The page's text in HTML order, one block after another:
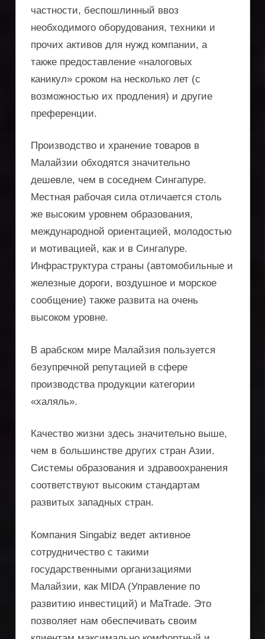
частности, беспошлинный ввоз
необходимого оборудования, техники и
прочих активов для нужд компании, а
также предоставление «налоговых
каникул» сроком на несколько лет (с
возможностью их продления) и другие
преференции.
Производство и хранение товаров в
Малайзии обходятся значительно
дешевле, чем в соседнем Сингапуре.
Местная рабочая сила отличается столь
же высоким уровнем образования,
международной ориентацией, молодостью
и мотивацией, как и в Сингапуре.
Инфраструктура страны (автомобильные и
железные дороги, воздушное и морское
сообщение) также развита на очень
высоком уровне.
В арабском мире Малайзия пользуется
безупречной репутацией в сфере
производства продукции категории
«халяль».
Качество жизни здесь значительно выше,
чем в большинстве других стран Азии.
Системы образования и здравоохранения
соответствуют высоким стандартам
развитых западных стран.
Компания Singabiz ведет активное
сотрудничество с такими
государственными организациями
Малайзии, как MIDA (Управление по
развитию инвестиций) и MaTrade. Это
позволяет нам обеспечивать своим